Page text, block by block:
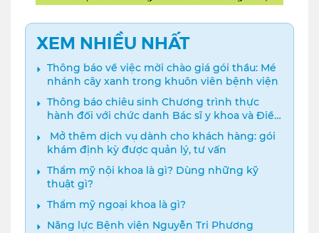
XEM NHIỀU NHẤT
Thông báo về việc mời chào giá gói thầu: Mé
nhánh cây xanh trong khuôn viên bệnh viện
Thông báo chiêu sinh Chương trình thực
hành đối với chức danh Bác sĩ y khoa và Điều
dưỡng năm 2024
️ Mở thêm dịch vụ dành cho khách hàng: gói
khám định kỳ được quản lý, tư vấn
Thẩm mỹ nội khoa là gì? Dùng những kỹ
thuật gì?
Thẩm mỹ ngoại khoa là gì?
Năng lực Bệnh viện Nguyễn Tri Phương